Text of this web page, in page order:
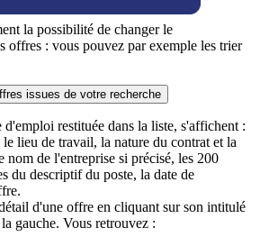
la possibilité de changer le
offres : vous pouvez par exemple les trier
issues de votre recherche
restituée dans la liste, s'affichent :
lieu de travail, la nature du contrat et la
nom de l'entreprise si précisé, les 200
du descriptif du poste, la date de
d'une offre en cliquant sur son intitulé
gauche. Vous retrouvez :